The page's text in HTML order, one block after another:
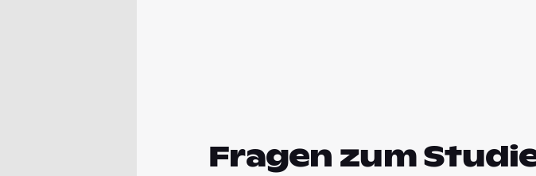
Fragen zum